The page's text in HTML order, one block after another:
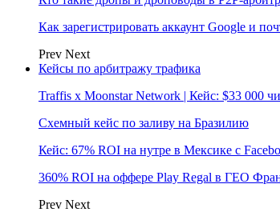
Как зарегистрировать аккаунт Google и
Prev Next
Кейсы по арбитражу трафика
Traffis x Moonstar Network | Кейс: $33 000
Схемный кейс по заливу на Бразилию
Кейс: 67% ROI на нутре в Мексике с
360% ROI на оффере Play Regal в ГЕО
Prev Next